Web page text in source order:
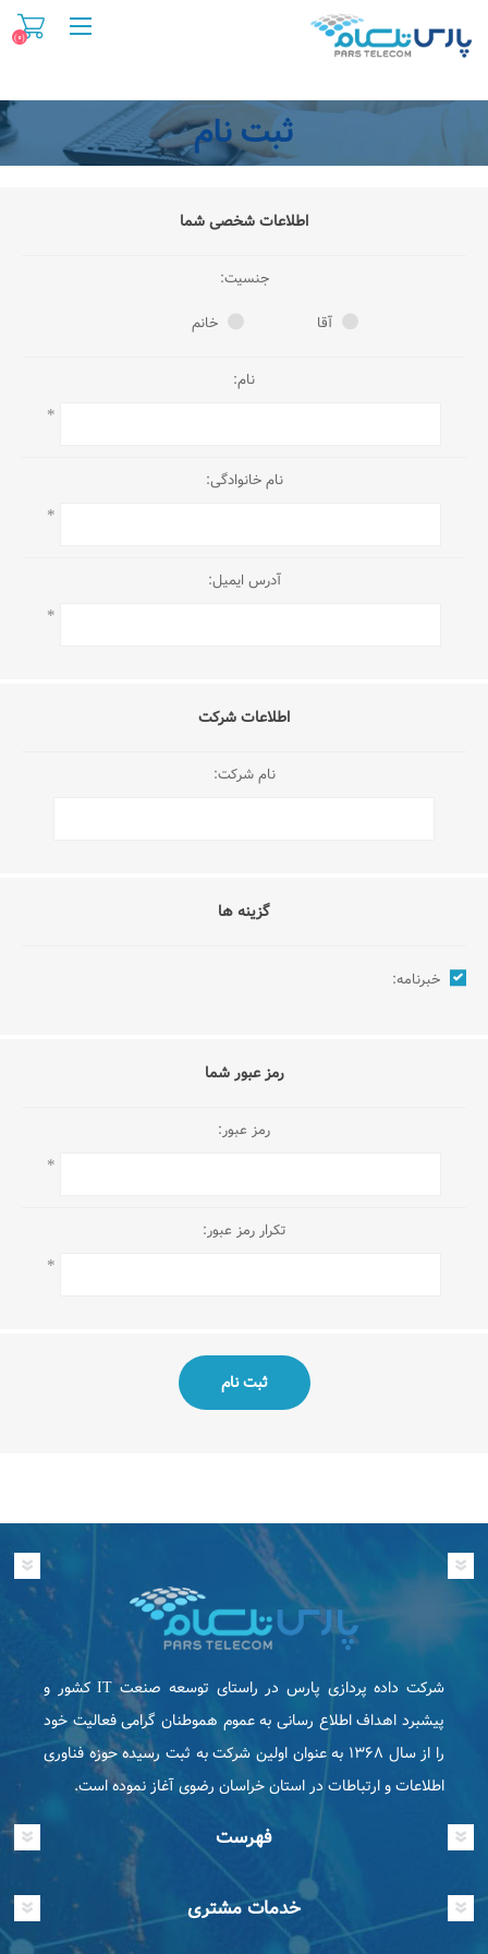
(۰)
ثبت نام
اطلاعات شخصی شما
جنسیت:
آقا
خانم
نام:
*
نام خانوادگی:
*
آدرس ایمیل:
*
اطلاعات شرکت
نام شرکت:
گزینه ها
خبرنامه:
رمز عبور شما
رمز عبور:
*
تکرار رمز عبور:
*
شرکت داده پردازی پارس در راستای توسعه صنعت IT كشور و
پیشبرد اهداف اطلاع رسانی به عموم هموطنان گرامی فعاليت خود
را از سال ۱۳۶۸ به عنوان اولین شرکت به ثبت رسیده حوزه فناوری
اطلاعات و ارتباطات در استان خراسان رضوی آغاز نموده است.
فهرست
خدمات مشتری